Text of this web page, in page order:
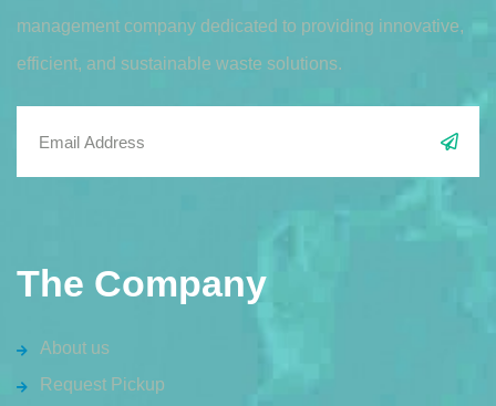
management company dedicated to providing innovative,
efficient, and sustainable waste solutions.
The Company
About us
Request Pickup